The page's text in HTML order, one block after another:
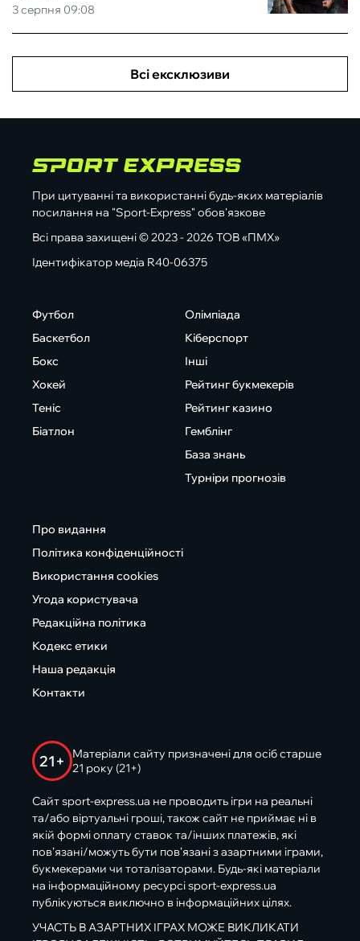
3 серпня 09:08
Всі ексклюзиви
При цитуванні та використанні будь-яких матеріалів
посилання на "Sport-Express" обов'язкове
Всі права захищені © 2023 - 2026 ТОВ «ПМХ»
Ідентифікатор медіа R40-06375
Футбол
Баскетбол
Бокс
Хокей
Теніс
Біатлон
Олімпіада
Кіберспорт
Інші
Рейтинг букмекерів
Рейтинг казино
Гемблінг
База знань
Турніри прогнозів
Про видання
Політика конфіденційності
Використання cookies
Угода користувача
Редакційна політика
Кодекс етики
Наша редакція
Контакти
21+
Матеріали сайту призначені для осіб старше
21 року (21+)
Сайт sport-express.ua не проводить ігри на реальні
та/або віртуальні гроші, також сайт не приймає ні в
якій формі оплату ставок та/інших платежів, які
пов’язані/можуть бути пов’язані з азартними іграми,
букмекерами чи тоталізаторами. Будь-які матеріали
на інформаційному ресурсі sport-express.ua
публікуються виключно в інформаційних цілях.
УЧАСТЬ В АЗАРТНИХ ІГРАХ МОЖЕ ВИКЛИКАТИ